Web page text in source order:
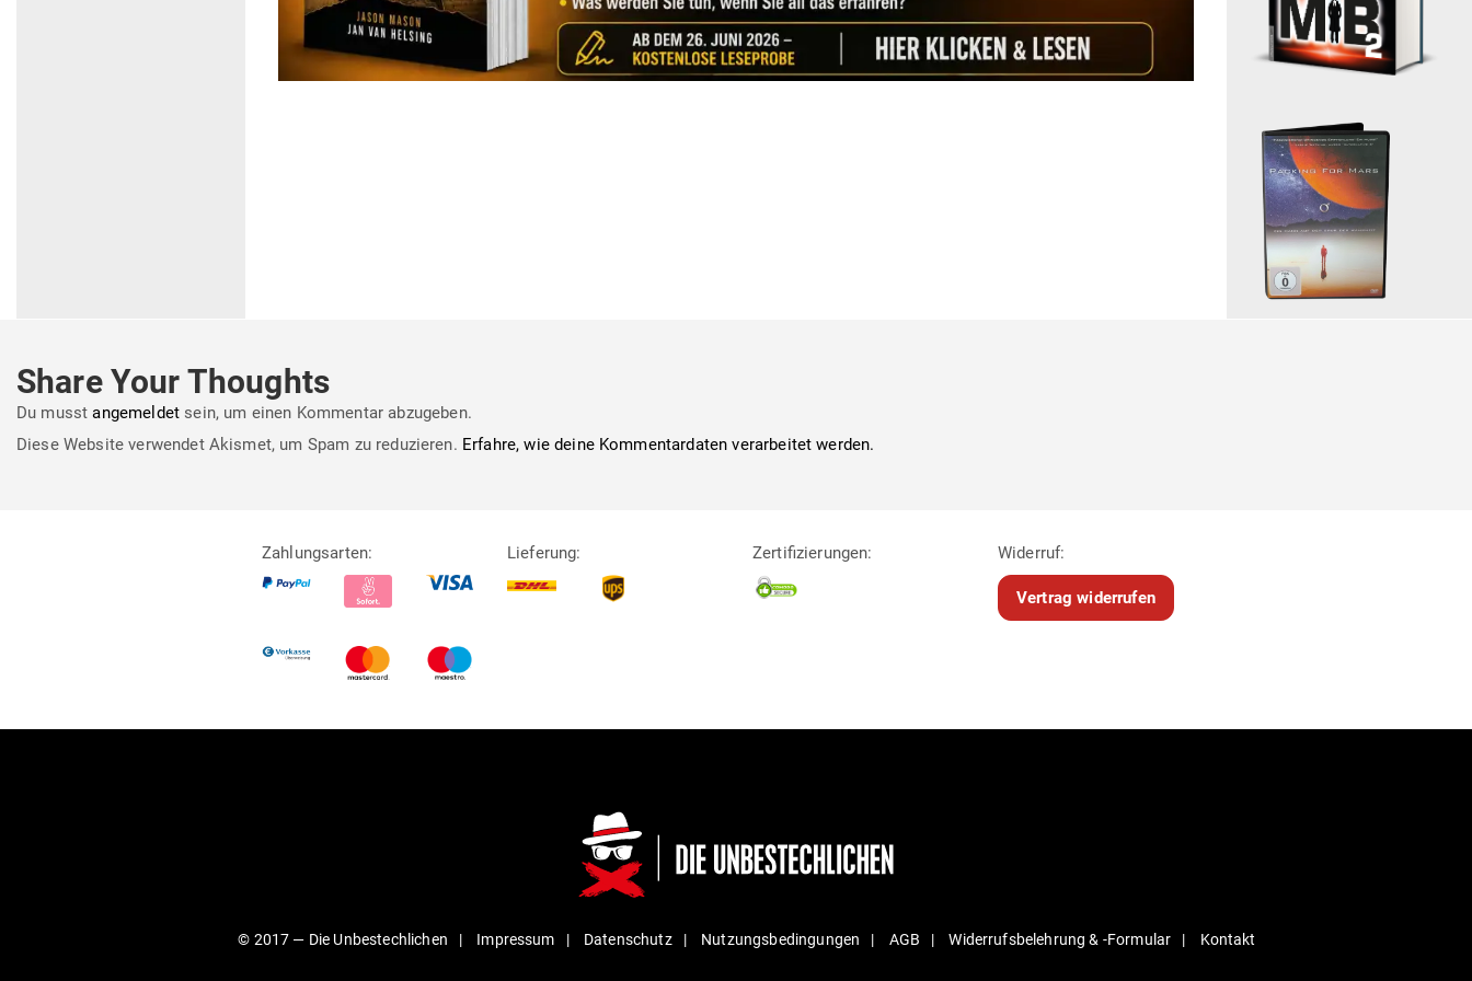
Share Your Thoughts
Du musstangemeldet sein, um einen Kommentar abzugeben.
Diese Website verwendet Akismet, um Spam zu reduzieren. Erfahre, wie deine Kommentardaten verarbeitet werden.
Zahlungsarten: Lieferung: Zertifizierungen: Widerruf:
Vertrag widerrufen
© 2017 — Die Unbestechlichen Impressum Daten­schutz Nut­zungs­be­din­gungen AGB Wider­rufs­be­lehrung & ‑For­mular Kontakt